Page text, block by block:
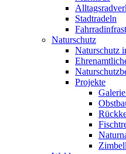
Stadtradeln
Naturschutz
Naturschutz
Projekte